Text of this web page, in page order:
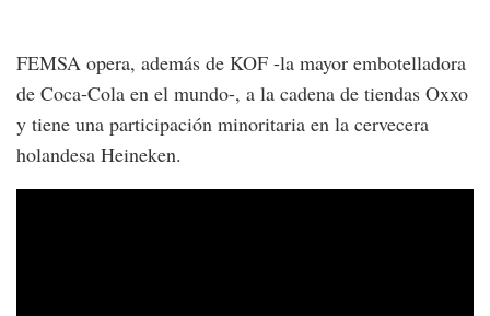
FEMSA opera, además de KOF -la mayor embotelladora
de Coca-Cola en el mundo-, a la cadena de tiendas Oxxo
y tiene una participación minoritaria en la cervecera
holandesa Heineken.